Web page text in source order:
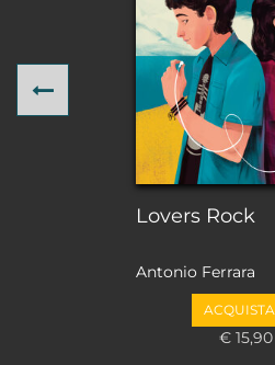
Lovers Rock
Antonio Ferrara
ACQUISTA
€ 15,90
Previous